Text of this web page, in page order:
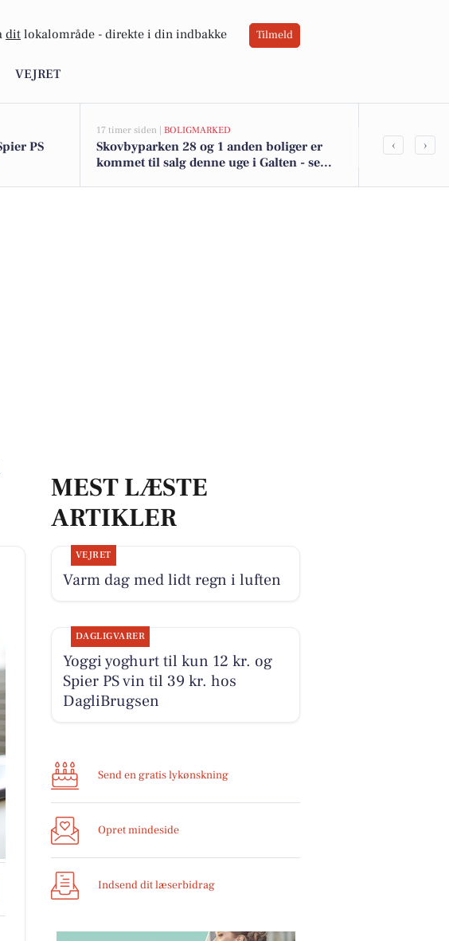
dit lokalområde - direkte i din indbakke Tilmeld
VEJRET
PS
17 timer siden | BOLIGMARKED
Skovbyparken 28 og 1 anden boliger er
kommet til salg denne uge i Galten - se
Top 6 over
‹ ›
MEST LÆSTE
ARTIKLER
VEJRET
Varm dag med lidt regn i luften
DAGLIGVARER
Yoggi yoghurt til kun 12 kr. og
Spier PS vin til 39 kr. hos
DagliBrugsen
Send en gratis lykønskning
Opret mindeside
Indsend dit læserbidrag